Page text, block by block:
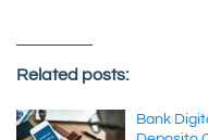
Related posts:
Bank